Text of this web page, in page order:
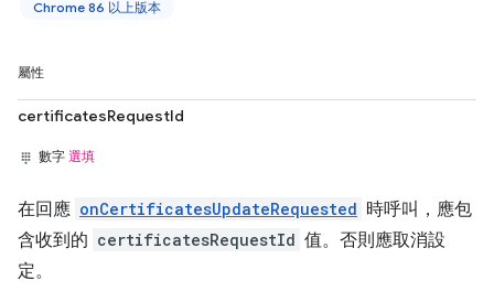
Chrome 86 以上版本
屬性
certificatesRequestId
數字 選填
在回應 onCertificatesUpdateRequested 時呼叫，應包
含收到的 certificatesRequestId 值。否則應取消設
定。